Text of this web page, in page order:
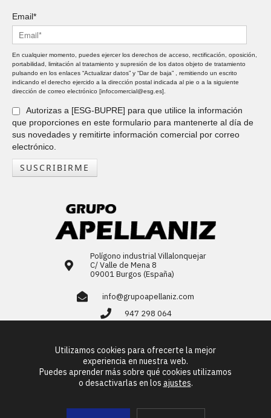
Email*
En cualquier momento, puedes ejercer los derechos de acceso, rectificación, oposición,
portabilidad, limitación al tratamiento y supresión de los datos objeto de tratamiento
pulsando en los enlaces “Actualizar datos” y “Dar de baja” , remitiendo un escrito
indicando el derecho ejercido a la dirección postal indicada al pie o a la siguiente
dirección de correo electrónico [infocomercial@esg.es].
Autorizas a [ESG-BUPRE] para que utilice la información
que proporciones en este formulario para mantenerte al día de
sus novedades y remitirte información comercial por correo
electrónico.
SUSCRIBIRME
Polígono industrial Villalonquejar
C/ Valle de Mena 8
09001 Burgos (España)
info@grupoapellaniz.com
947 298 064
ES EN FR PT
© Copyright 2026Grupo Apellániz
Utilizamos cookies para ofrecerte la mejor
experiencia en nuestra web.
Puedes aprender más sobre qué cookies utilizamos
o desactivarlas en los ajustes.